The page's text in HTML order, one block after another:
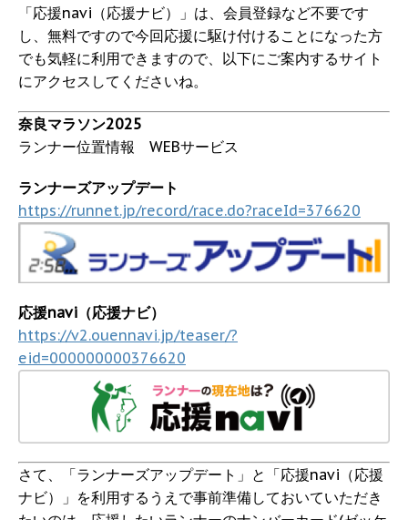
「応援navi（応援ナビ）」は、会員登録など不要です
し、無料ですので今回応援に駆け付けることになった方
でも気軽に利用できますので、以下にご案内するサイト
にアクセスしてくださいね。
奈良マラソン2025
ランナー位置情報 WEBサービス
ランナーズアップデート
https://runnet.jp/record/race.do?raceId=376620
応援navi（応援ナビ）
https://v2.ouennavi.jp/teaser/?
eid=000000000376620
さて、「ランナーズアップデート」と「応援navi（応援
ナビ）」を利用するうえで事前準備しておいていただき